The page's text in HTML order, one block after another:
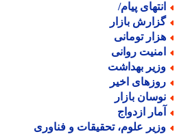
پیام/
بازار
تومانی
روانی
بهداشت
اخیر
بازار
ازدواج
علوم، تحقیقات و فناوری